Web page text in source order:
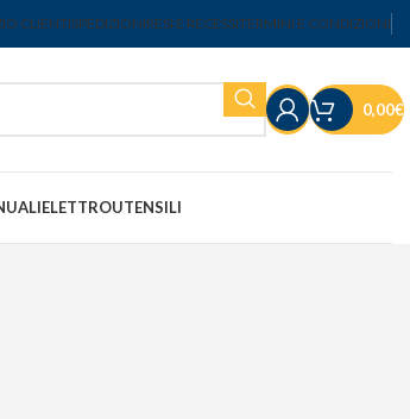
CLIENTISPEDIZIONIRESI E RECESSITERMINI E CONDIZIONI
0,00€
ELETTROUTENSILI